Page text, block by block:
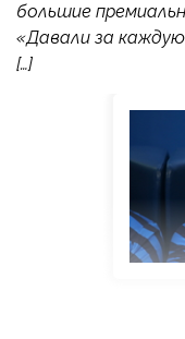
большие
«Давали за каждую
[…]